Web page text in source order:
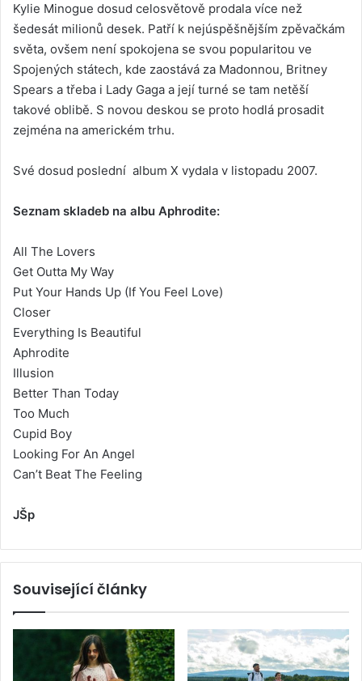
Kylie Minogue dosud celosvětově prodala více než
šedesát milionů desek. Patří k nejúspěšnějším zpěvačkám
světa, ovšem není spokojena se svou popularitou ve
Spojených státech, kde zaostává za Madonnou, Britney
Spears a třeba i Lady Gaga a její turné se tam netěší
takové oblibě. S novou deskou se proto hodlá prosadit
zejména na americkém trhu.
Své dosud poslední album X vydala v listopadu 2007.
Seznam skladeb na albu Aphrodite:
All The Lovers
Get Outta My Way
Put Your Hands Up (If You Feel Love)
Closer
Everything Is Beautiful
Aphrodite
Illusion
Better Than Today
Too Much
Cupid Boy
Looking For An Angel
Can’t Beat The Feeling
JŠp
Související články